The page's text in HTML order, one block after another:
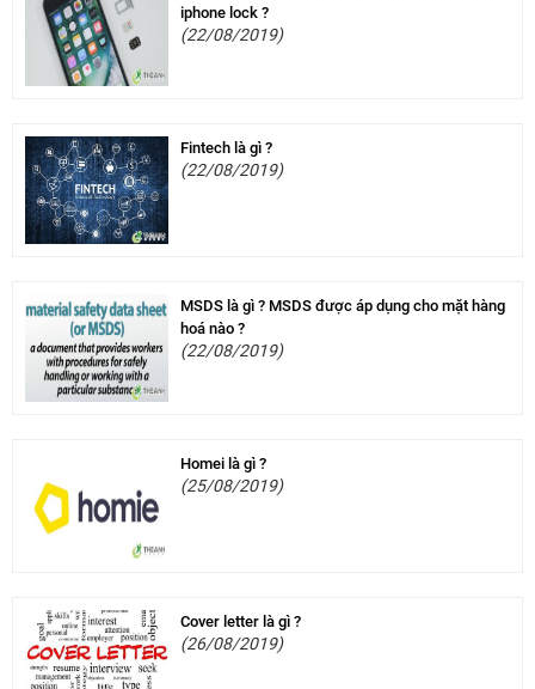
iphone lock ?
(22/08/2019)
Fintech là gì ?
(22/08/2019)
MSDS là gì ? MSDS được áp dụng cho mặt hàng
hoá nào ?
(22/08/2019)
Homei là gì ?
(25/08/2019)
Cover letter là gì ?
(26/08/2019)